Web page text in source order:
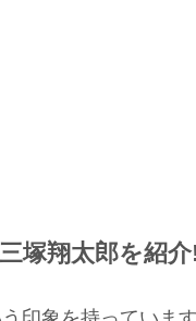
塚翔太郎を紹